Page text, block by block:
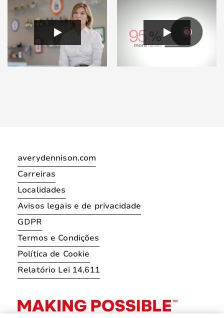
averydennison.com
Carreiras
Localidades
Avisos legais e de privacidade
GDPR
Termos e Condições
Política de Cookie
Relatório Lei 14.611